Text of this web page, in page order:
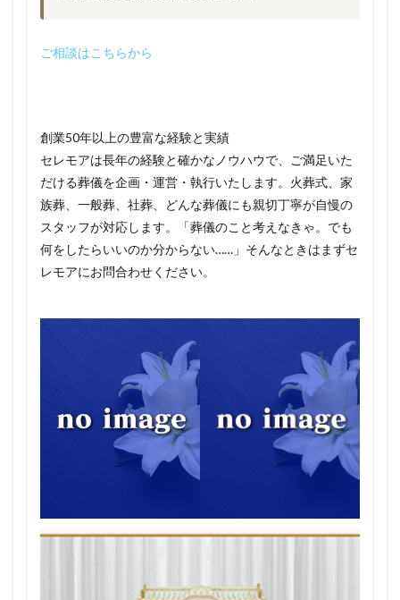
ご相談はこちらから
創業50年以上の豊富な経験と実績
セレモアは長年の経験と確かなノウハウで、ご満足いた
だける葬儀を企画・運営・執行いたします。火葬式、家
族葬、一般葬、社葬、どんな葬儀にも親切丁寧が自慢の
スタッフが対応します。「葬儀のこと考えなきゃ。でも
何をしたらいいのか分からない……」そんなときはまずセ
レモアにお問合わせください。